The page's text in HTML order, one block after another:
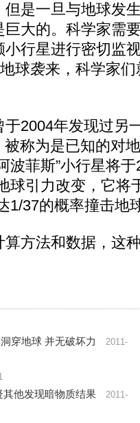
是一旦与地球发
大的。科学家需
行星进行密切监
球袭来，科学家
年发现过另
被称为是已知的对
波菲斯”小行星将
球引力改变，它将
1/37的概率撞击地
方法和数据，这
穿地球 并无破坏力
2011-
他发现暗物质结果 2011-